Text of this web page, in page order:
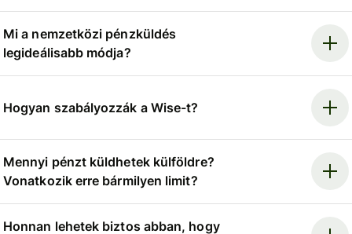
Mi a nemzetközi pénzküldés
legideálisabb módja?
Hogyan szabályozzák a Wise-t?
Mennyi pénzt küldhetek külföldre?
Vonatkozik erre bármilyen limit?
Honnan lehetek biztos abban, hogy